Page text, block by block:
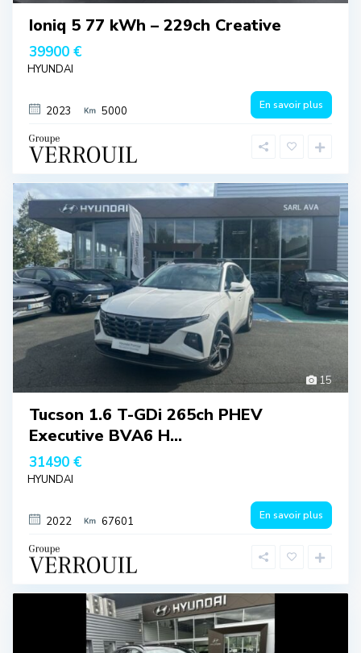
Ioniq 5 77 kWh – 229ch Creative
39900 €
HYUNDAI
2023 5000 En savoir plus
15
Tucson 1.6 T-GDi 265ch PHEV
Executive BVA6 H...
31490 €
HYUNDAI
2022 67601 En savoir plus